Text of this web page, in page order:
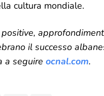
cultura mondiale.
il successo
a seguire ocnal.com.